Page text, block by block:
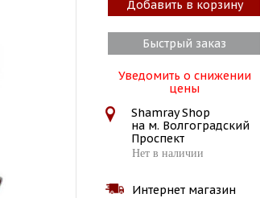
Добавить в корзину
Быстрый заказ
Уведомить о снижении
цены
Shamray Shop
на м. Волгоградский
Проспект
Нет в наличии
Интернет магазин